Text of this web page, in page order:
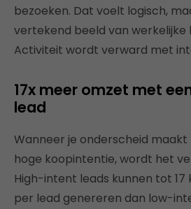
bezoeken. Dat voelt logisch,
vertekend beeld van werkelijke
Activiteit wordt verward met
17x meer omzet met
lead
Wanneer je onderscheid maakt
hoge koopintentie, wordt het
High-intent leads kunnen tot
per lead genereren dan low-